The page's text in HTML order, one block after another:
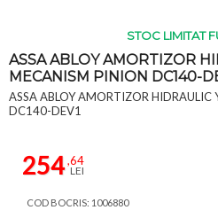
STOC LIMITAT
ASSA ABLOY AMORTIZOR
MECANISM PINION DC140-
ASSA ABLOY AMORTIZOR HIDRAULIC
DC140-DEV1
254,64
LEI
COD BOCRIS: 1006880